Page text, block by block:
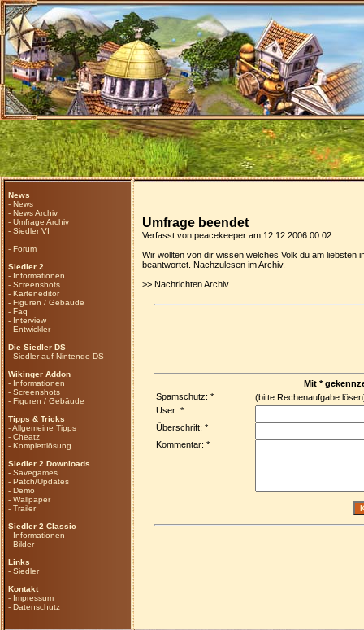
News
- News
- News Archiv
- Umfrage Archiv
- Siedler VI
- Forum
Siedler 2
- Informationen
- Screenshots
- Karteneditor
- Figuren / Gebäude
- Faq
- Interview
- Entwickler
Die Siedler DS
- Siedler auf Nintendo DS
Wikinger Addon
- Informationen
- Screenshots
- Figuren / Gebäude
Tipps & Tricks
-Allgemeine Tipps
- Cheatz
- Komplettlösung
Siedler 2 Downloads
- Savegames
- Patch/Updates
- Demo
- Wallpaper
- Trailer
Siedler 2 Classic
- Informationen
- Bilder
Links
- Siedler
Kontakt
- Impressum
- Datenschutz
Umfrage beendet
Verfasst von peacekeeper am 12.12.2006 00:02
Wir wollten von dir wissen welches Volk du am
beantwortet. Nachzulesen im Archiv.
>> Nachrichten Archiv
Mit *
Spamschutz: *
(bitte Rechenaufgabe
User: *
Überschrift: *
Kommentar: *